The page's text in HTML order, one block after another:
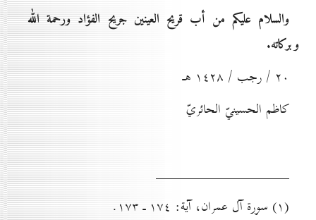
والسلام عليكم من أب قريح العينين جريح الفؤاد ورحمة الله
وبركاته.
۲٠ / رجب / ۱٤۲۸ هـ
كاظم الحسينيّ الحائريّ
_____________________
(۱) سورة آل عمران، آية: ۱۷٤ ـ ۱۷۳.